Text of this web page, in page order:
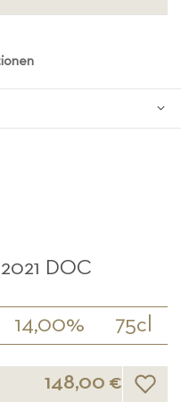
DOC
14,00% 75cl
148,00 €